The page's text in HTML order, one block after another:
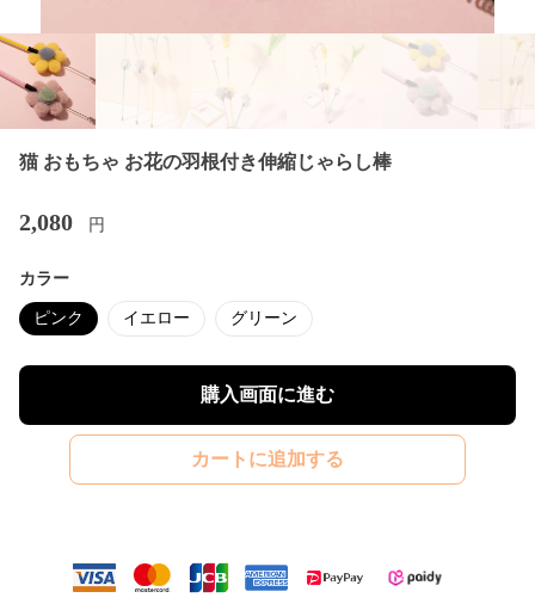
猫 おもちゃ お花の羽根付き伸縮じゃらし棒
2,080 円
カラー
ピンク イエロー グリーン
購入画面に進む
カートに追加する